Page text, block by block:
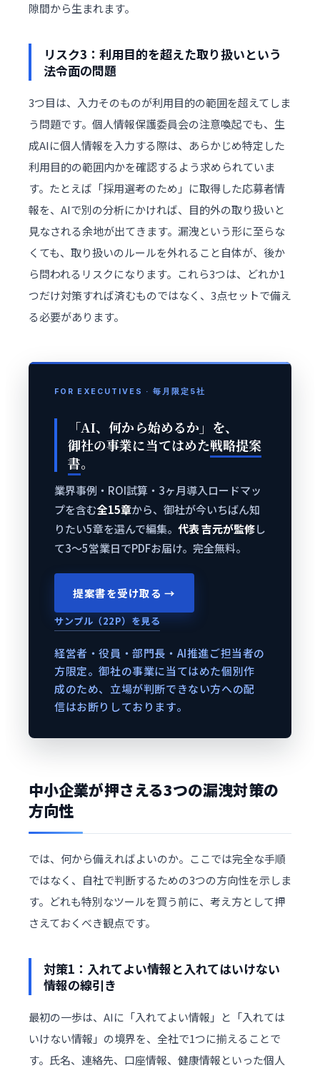
隙間から生まれます。
リスク3：利用目的を超えた取り扱いという
法令面の問題
3つ目は、入力そのものが利用目的の範囲を超えてしま
う問題です。個人情報保護委員会の注意喚起でも、生
成AIに個人情報を入力する際は、あらかじめ特定した
利用目的の範囲内かを確認するよう求められていま
す。たとえば「採用選考のため」に取得した応募者情
報を、AIで別の分析にかければ、目的外の取り扱いと
見なされる余地が出てきます。漏洩という形に至らな
くても、取り扱いのルールを外れること自体が、後か
ら問われるリスクになります。これら3つは、どれか1
つだけ対策すれば済むものではなく、3点セットで備え
る必要があります。
FOR EXECUTIVES · 毎月限定5社
「AI、何から始めるか」を、
御社の事業に当てはめた戦略提案
書。
業界事例・ROI試算・3ヶ月導入ロードマッ
プを含む全15章から、御社が今いちばん知
りたい5章を選んで編集。 代表 吉元が監修し
て3〜5営業日でPDFお届け。完全無料。
提案書を受け取る →
サンプル（22P）を見る
経営者・役員・部門長・AI推進ご担当者の
方限定。御社の事業に当てはめた個別作
成のため、立場が判断できない方への配
信はお断りしております。
中小企業が押さえる3つの漏洩対策の
方向性
では、何から備えればよいのか。ここでは完全な手順
ではなく、自社で判断するための3つの方向性を示しま
す。どれも特別なツールを買う前に、考え方として押
さえておくべき観点です。
対策1：入れてよい情報と入れてはいけない
情報の線引き
最初の一歩は、AIに「入れてよい情報」と「入れては
いけない情報」の境界を、全社で1つに揃えることで
す。氏名、連絡先、口座情報、健康情報といった個人